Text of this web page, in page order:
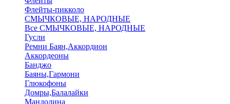
Флейты-пикколо
СМЫЧКОВЫЕ, НАРОДНЫЕ
Все СМЫЧКОВЫЕ, НАРОДНЫЕ
Гусли
Ремни Баян,Аккордион
Аккордеоны
Банджо
Баяны,Гармони
Глюкофоны
Домры,Балалайки
Мандолина